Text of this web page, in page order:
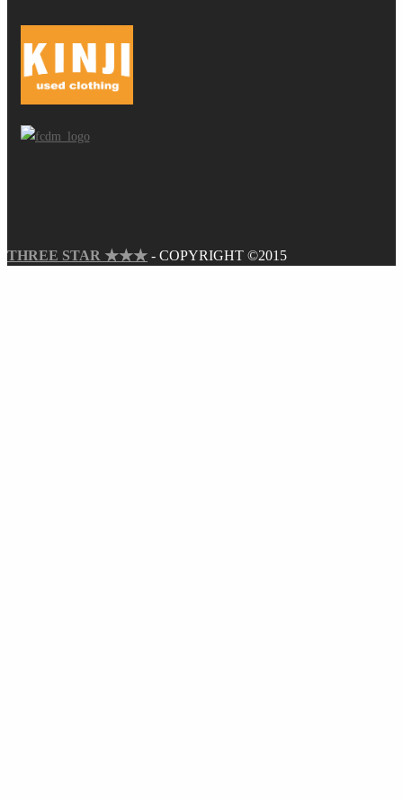
THREE STAR ★★★ - COPYRIGHT ©2015